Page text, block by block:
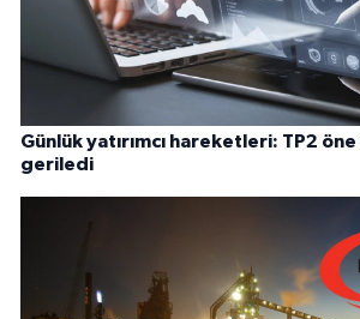
Günlük yatırımcı hareketleri: TP2 öne
geriledi